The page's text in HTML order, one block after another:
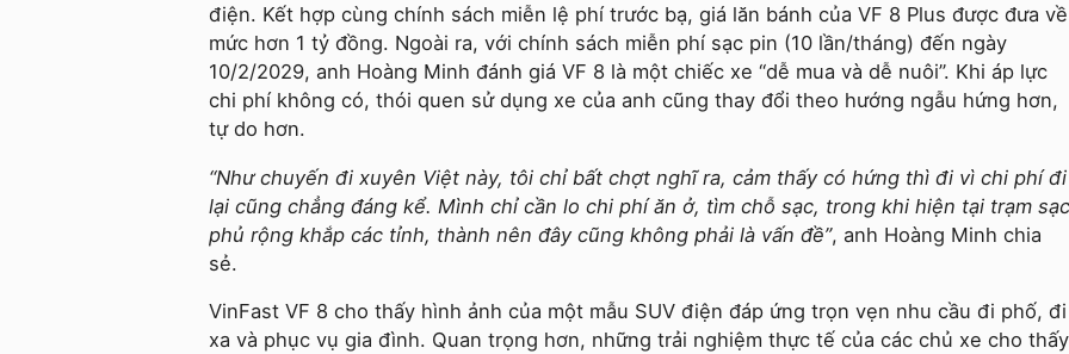
điện. Kết hợp cùng chính sách miễn lệ phí trước bạ, giá lăn bánh của VF 8 Plus được đưa về
mức hơn 1 tỷ đồng. Ngoài ra, với chính sách miễn phí sạc pin (10 lần/tháng) đến ngày
10/2/2029, anh Hoàng Minh đánh giá VF 8 là một chiếc xe “dễ mua và dễ nuôi”. Khi áp lực
chi phí không có, thói quen sử dụng xe của anh cũng thay đổi theo hướng ngẫu hứng hơn,
tự do hơn.
“Như chuyến đi xuyên Việt này, tôi chỉ bất chợt nghĩ ra, cảm thấy có hứng thì đi vì chi phí đi
lại cũng chẳng đáng kể. Mình chỉ cần lo chi phí ăn ở, tìm chỗ sạc, trong khi hiện tại trạm sạc
phủ rộng khắp các tỉnh, thành nên đây cũng không phải là vấn đề”, anh Hoàng Minh chia
sẻ.
VinFast VF 8 cho thấy hình ảnh của một mẫu SUV điện đáp ứng trọn vẹn nhu cầu đi phố, đi
xa và phục vụ gia đình. Quan trọng hơn, những trải nghiệm thực tế của các chủ xe cho thấy